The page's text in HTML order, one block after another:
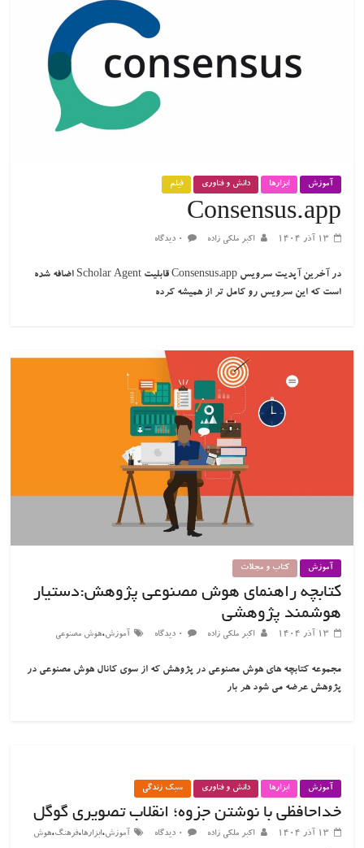
آموزش ابزارها دانش و فناوری فیلم
Consensus.app
۱۳ آذر ۱۴۰۴ اکبر ملکی زاده ۰ دیدگاه
در آخرین آپدیت سرویس Consensus.app قابلیت Scholar Agent اضافه شده
است که این سرویس رو کامل تر از همیشه کرده
آموزش کتاب و مجلات
کتابچه راهنمای هوش مصنوعی پژوهش:دستیار
هوشمند پژوهشی
۱۳ آذر ۱۴۰۴ اکبر ملکی زاده ۰ دیدگاه آموزش،هوش مصنوعی
مجموعه کتابچه های هوش مصنوعی در پژوهش که از سوی کانال هوش مصنوعی در
پژوهش عرضه می شود هر بار
آموزش ابزارها دانش و فناوری سبک زندگی
خداحافظی با نوشتن جزوه‌؛ انقلاب تصویری گوگل
۱۳ آذر ۱۴۰۴ اکبر ملکی زاده ۰ دیدگاه آموزش،ابزارها،فرهنگ،هوش